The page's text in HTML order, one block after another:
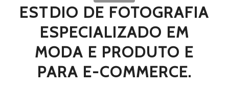
ESTDIO DE FOTOGRAFIA
ESPECIALIZADO EM
MODA E PRODUTO E
PARA E-COMMERCE.